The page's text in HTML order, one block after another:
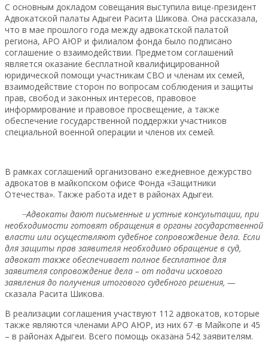
С основным докладом совещания выступила вице-президент
Адвокатской палаты Адыгеи Расита Шикова. Она рассказала,
что в мае прошлого года между адвокатской палатой
региона, АРО АЮР и филиалом фонда было подписано
соглашение о взаимодействии. Предметом соглашений
является оказание бесплатной квалифицированной
юридической помощи участникам СВО и членам их семей,
взаимодействие сторон по вопросам соблюдения и защиты
прав, свобод и законных интересов, правовое
информирование и правовое просвещение, а также
обеспечение государственной поддержки участников
специальной военной операции и членов их семей.
В рамках соглашений организовано ежедневное дежурство
адвокатов в майкопском офисе Фонда «Защитники
Отечества». Также работа идет в районах Адыгеи.
̶ Адвокаты дают письменные и устные консультации, при
необходимости готовят обращения в органы государственной
власти или осуществляют судебное сопровождение дела. Если
для защиты прав заявителя необходимо обращение в суд,
адвокат также обеспечивает полное бесплатное для
заявителя сопровождение дела – от подачи искового
заявления до получения итогового судебного решения, —
сказала Расита Шикова.
В реализации соглашения участвуют 112 адвокатов, которые
также являются членами АРО АЮР, из них 67 ̶в Майкопе и 45
– в районах Адыгеи. Всего помощь оказана 542 заявителям.